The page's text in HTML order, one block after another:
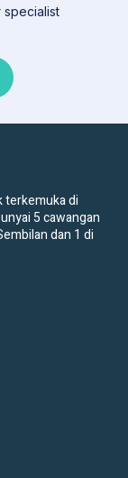
specialist
terkemuka di
5 cawangan
dan 1 di